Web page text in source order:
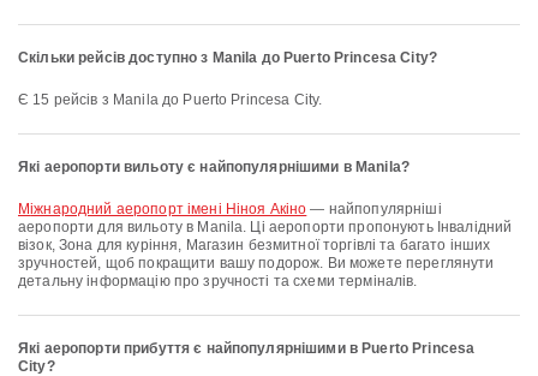
Скільки рейсів доступно з Manila до Puerto Princesa City?
Є 15 рейсів з Manila до Puerto Princesa City.
Які аеропорти вильоту є найпопулярнішими в Manila?
Міжнародний аеропорт імені Ніноя Акіно — найпопулярніші
аеропорти для вильоту в Manila. Ці аеропорти пропонують Інвалідний
візок, Зона для куріння, Магазин безмитної торгівлі та багато інших
зручностей, щоб покращити вашу подорож. Ви можете переглянути
детальну інформацію про зручності та схеми терміналів.
Які аеропорти прибуття є найпопулярнішими в Puerto Princesa
City?